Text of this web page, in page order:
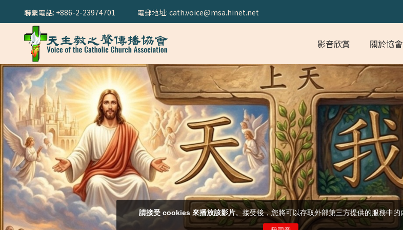
聯繫電話: +886-2-23974701 電郵地址: cath.voice@msa.hinet.net
影音欣賞 關於協會